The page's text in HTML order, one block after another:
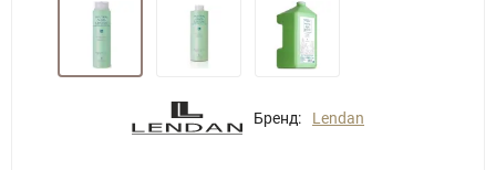
Бренд: Lendan